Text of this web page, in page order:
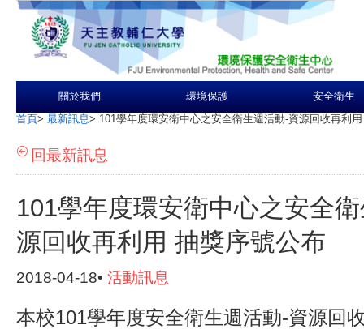
關於我們 環境保護 安全衛生
首頁> 最新訊息> 101學年度環安衛中心之安全衛生週活動-資源回收再利
回最新訊息
101學年度環安衛中心之安全
源回收再利用 抽獎序號公布
2018-04-18• 活動訊息
本校101學年度安全衛生週活動-資源回